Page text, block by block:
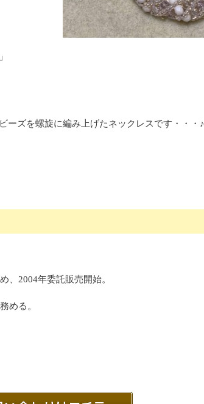
ーズを螺旋に編み上げたネックレスです・・・♪
、2004年委託販売開始。
める。